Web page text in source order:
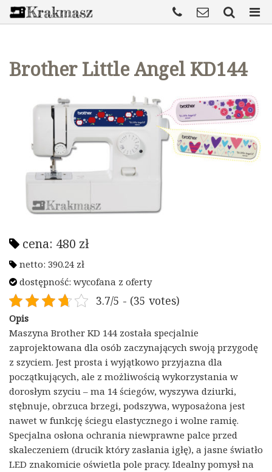
Brother Little Angel KD144
cena: 480 zł
netto: 390.24 zł
dostępność: wycofana z oferty
3.7/5 - (35 votes)
Opis
Maszyna Brother KD 144 została specjalnie
zaprojektowana dla osób zaczynających swoją przygodę
z szyciem. Jest prosta i wyjątkowo przyjazna dla
początkujących, ale z możliwością wykorzystania w
dorosłym szyciu – ma 14 ściegów, wyszywa dziurki,
stębnuje, obrzuca brzegi, podszywa, wyposażona jest
nawet w funkcję ściegu elastycznego i wolne ramię.
Specjalna osłona ochrania niewprawne palce przed
skaleczeniem (drucik który zasłania igłę), a jasne światło
LED znakomicie oświetla pole pracy. Idealny pomysł na